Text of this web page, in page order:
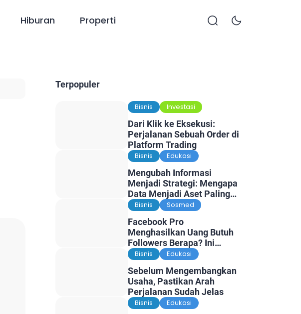
Hiburan Properti
Terpopuler
Bisnis Investasi
Dari Klik ke Eksekusi:
Perjalanan Sebuah Order di
Platform Trading
Bisnis Edukasi
Mengubah Informasi
Menjadi Strategi: Mengapa
Data Menjadi Aset Paling
Berharga di Era Digital
Bisnis Sosmed
Facebook Pro
Menghasilkan Uang Butuh
Followers Berapa? Ini
Faktanya
Bisnis Edukasi
Sebelum Mengembangkan
Usaha, Pastikan Arah
Perjalanan Sudah Jelas
Bisnis Edukasi